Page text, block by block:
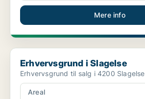
Mere info
Erhvervsgrund i Slagelse
Erhvervsgrund i Slagelse
Erhvervsgrund til salg i 4200 Slagelse
Areal